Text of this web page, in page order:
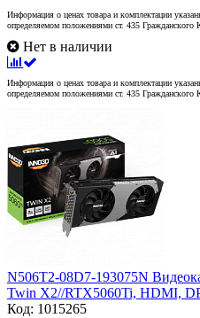
Информация о ценах товара и комплектации
определяемом положениями ст. 435 Гражданского
Нет в наличии
Информация о ценах товара и комплектации
определяемом положениями ст. 435 Гражданского
N506T2-08D7-193075N
Twin X2//RTX5060Ti, HDMI,
Код: 1015265